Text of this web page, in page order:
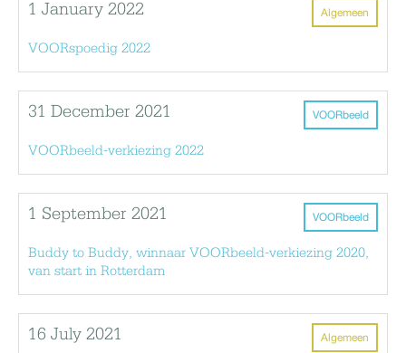
Algemeen
1 January 2022
VOORspoedig 2022
VOORbeeld
31 December 2021
VOORbeeld-verkiezing 2022
VOORbeeld
1 September 2021
Buddy to Buddy, winnaar VOORbeeld-verkiezing 2020,
van start in Rotterdam
Algemeen
16 July 2021